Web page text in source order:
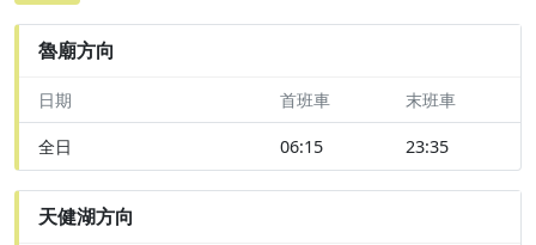
魯廟方向
日期 首班車 末班車
全日 06:15 23:35
天健湖方向